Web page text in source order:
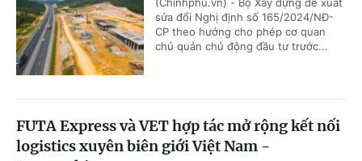
sửa đổi Nghị định số 165/2024/NĐ-
CP theo hướng cho phép cơ quan
chủ quản chủ động đầu tư trước...
FUTA Express và VET hợp tác mở rộng kết nối
logistics xuyên biên giới Việt Nam -